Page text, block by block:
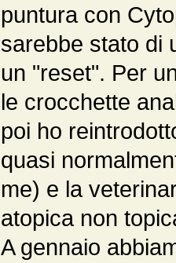
puntura con
sarebbe stato di
un "reset". Per
le crocchette
poi ho
quasi
me) e la
atopica non
A gennaio